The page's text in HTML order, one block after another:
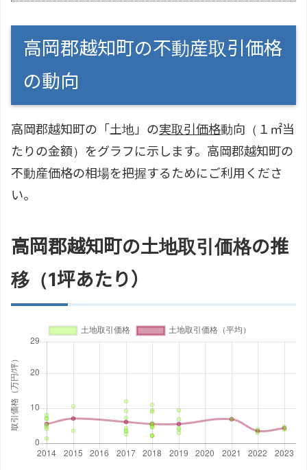
高岡郡越知町の不動産取引価格
の動向
高岡郡越知町の「土地」の実取引価格動向（１㎡当
たりの金額）をグラフに示します。高岡郡越知町の
不動産価格の相場を把握するためにご利用くださ
い。
高岡郡越知町の土地取引価格の推
移（1坪あたり）